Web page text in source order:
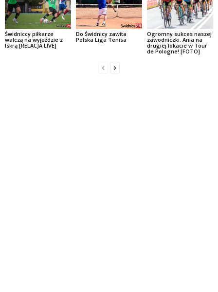
Świdniccy piłkarze
walczą na wyjeździe z
Iskrą [RELACJA LIVE]
Do Świdnicy zawita
Polska Liga Tenisa
Ogromny sukces naszej
zawodniczki. Ania na
drugiej lokacie w Tour
de Pologne! [FOTO]